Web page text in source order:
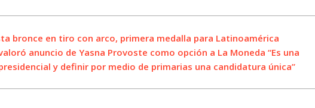
bronce en tiro con arco, primera medalla para Latinoamérica
anuncio de Yasna Provoste como opción a La Moneda “Es una
y definir por medio de primarias una candidatura única”